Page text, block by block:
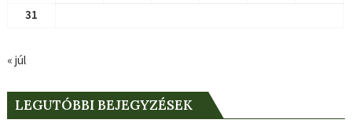
31
« júl
LEGUTÓBBI BEJEGYZÉSEK